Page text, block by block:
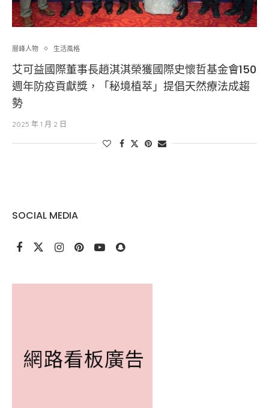
層峰⼈物 生活風格
艾可益國際董事長趙淇淇榮獲國際史懷哲基金會150
週年防疫貢獻獎，「秘境植萃」提倡天然療法成趨
勢
2025 年 1 月 2 日
SOCIAL MEDIA